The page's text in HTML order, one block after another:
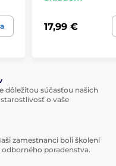
17,99 €
dôležitou súčasťou našich
o vaše
zamestnanci boli školení
poradenstva.